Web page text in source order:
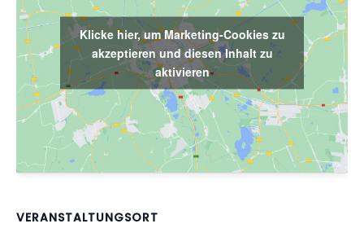
VERANSTALTUNGSORT
Klicke hier, um Marketing-Cookies zu
akzeptieren und diesen Inhalt zu
aktivieren